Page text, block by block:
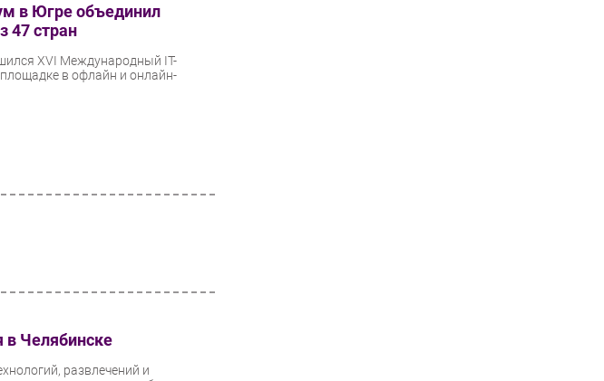
в Югре объединил
47 стран
XVI Международный IT-
в офлайн и онлайн-
в Челябинске
развлечений и